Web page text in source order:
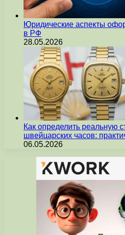
Юридические аспекты
в РФ
28.05.2026
Как определить реальную
швейцарских часов:
06.05.2026